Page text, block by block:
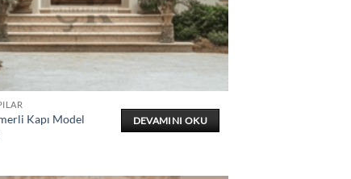
Kapı Model
DEVAMINI OKU